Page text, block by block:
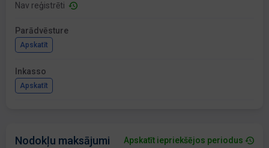
Nav reģistrēti
Parādvēsture
Apskatīt
Inkasso
Apskatīt
Nodokļu maksājumi Apskatīt iepriekšējos periodus